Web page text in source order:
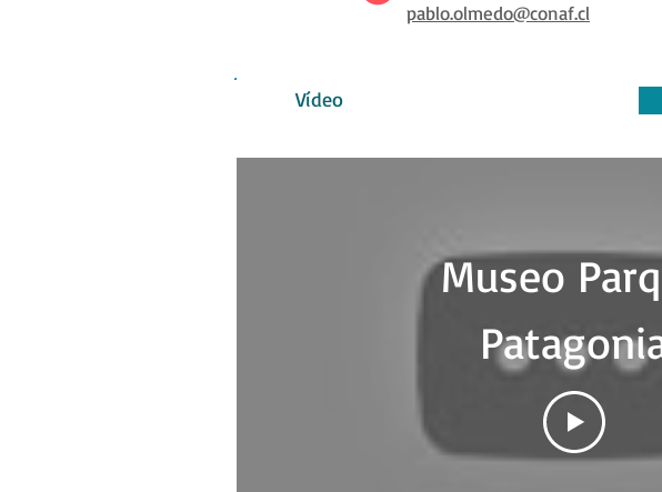
pablo.olmedo@conaf.cl
Vídeo
Museo